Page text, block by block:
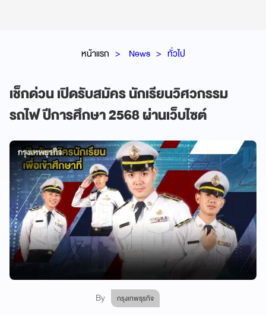
หน้าแรก News ทั่วไป
เช็กด่วน เปิดรับสมัคร นักเรียนวิศวกรรม
รถไฟ ปีการศึกษา 2568 ผ่านเว็บไซต์
By กรุงเทพธุรกิจ